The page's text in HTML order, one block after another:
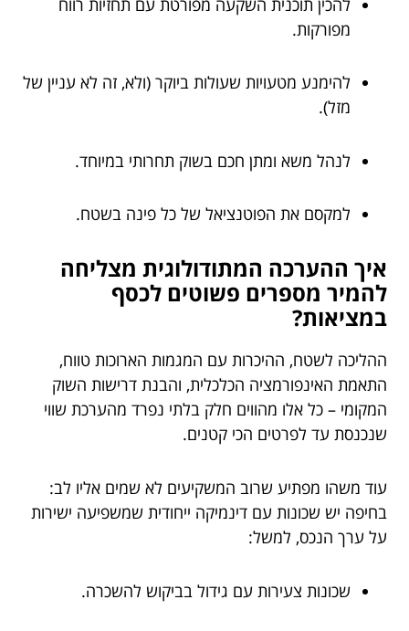
מפורקות.
להימנע מטעויות שעולות ביוקר (ולא, זה לא עניין של
מזל).
לנהל משא ומתן חכם בשוק תחרותי במיוחד.
למקסם את הפוטנציאל של כל פינה בשטח.
איך ההערכה המתודולוגית מצליחה
להמיר מספרים פשוטים לכסף
במציאות?
ההליכה לשטח, ההיכרות עם המגמות הארוכות טווח,
התאמת האינפורמציה הכלכלית, והבנת דרישות השוק
המקומי – כל אלו מהווים חלק בלתי נפרד מהערכת שווי
שנכנסת עד לפרטים הכי קטנים.
עוד משהו מפתיע שרוב המשקיעים לא שמים אליו לב:
בחיפה יש שכונות עם דינמיקה ייחודית שמשפיעה ישירות
על ערך הנכס, למשל:
שכונות צעירות עם גידול בביקוש להשכרה.